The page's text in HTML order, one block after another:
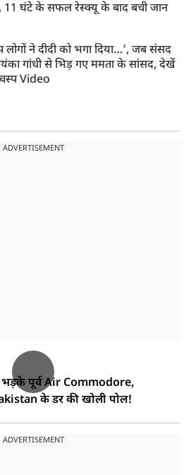
घंटे के सफल रेस्क्यू के बाद बची जान
ने दीदी को भगा दिया…’, जब संसद
गांधी से भिड़ गए ममता के सांसद, देखें
Video
ADVERTISEMENT
भड़के पूर्व Air Commodore,
के डर की खोली पोल!
ADVERTISEMENT